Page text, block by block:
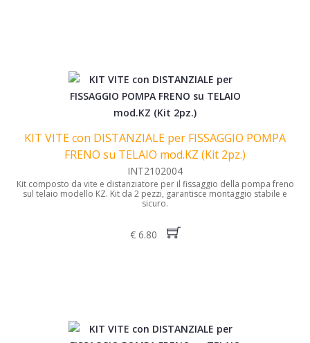
KIT VITE con DISTANZIALE per FISSAGGIO POMPA
FRENO su TELAIO mod.KZ (Kit 2pz.)
INT2102004
Kit composto da vite e distanziatore per il fissaggio della pompa freno
sul telaio modello KZ. Kit da 2 pezzi, garantisce montaggio stabile e
sicuro.
€ 6.80